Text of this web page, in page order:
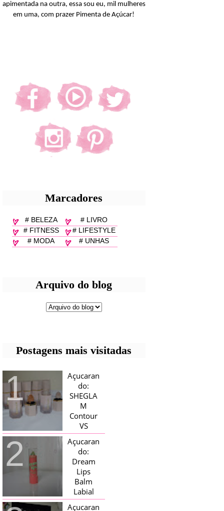
apimentada na outra, essa sou eu, mil mulheres
em uma, com prazer Pimenta de Açúcar!
Marcadores
# BELEZA
# LIVRO
# FITNESS
# LIFESTYLE
# MODA
# UNHAS
Arquivo do blog
Postagens mais visitadas
Açucaran
do:
SHEGLA
M
Contour
VS
Bronzer!
HELLO AÇUCARADAS, E NESTE
MÊS CHEGOU AQUI EM CASA UMA
CAIXA RECHEADA DE SHEGLAM,
TINHA BLUSH, ILUMINADORES E
TODOS OS BRONZER E
CONTORNOS ...
Açucaran
do:
Dream
Lips
Balm
Labial
Magico
Açucaran